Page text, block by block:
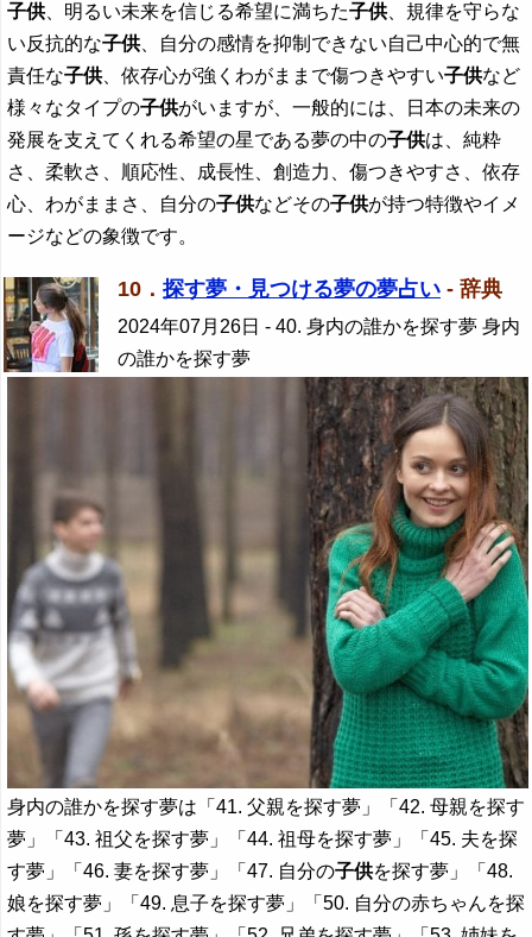
子供、明るい未来を信じる希望に満ちた子供、規律を守らな
い反抗的な子供、自分の感情を抑制できない自己中心的で無
責任な子供、依存心が強くわがままで傷つきやすい子供など
様々なタイプの子供がいますが、一般的には、日本の未来の
発展を支えてくれる希望の星である夢の中の子供は、純粋
さ、柔軟さ、順応性、成長性、創造力、傷つきやすさ、依存
心、わがままさ、自分の子供などその子供が持つ特徴やイメ
ージなどの象徴です。
10． 探す夢・見つける夢の夢占い - 辞典
2024年07月26日 - 40. 身内の誰かを探す夢 身内
の誰かを探す夢
身内の誰かを探す夢は「41. 父親を探す夢」「42. 母親を探す
夢」「43. 祖父を探す夢」「44. 祖母を探す夢」「45. 夫を探
す夢」「46. 妻を探す夢」「47. 自分の子供を探す夢」「48.
娘を探す夢」「49. 息子を探す夢」「50. 自分の赤ちゃんを探